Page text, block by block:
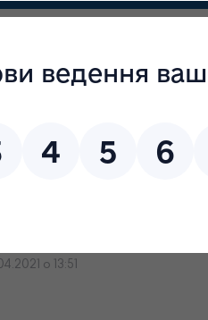
засобів, крові та
сертифікація
добору
за
о 13:51